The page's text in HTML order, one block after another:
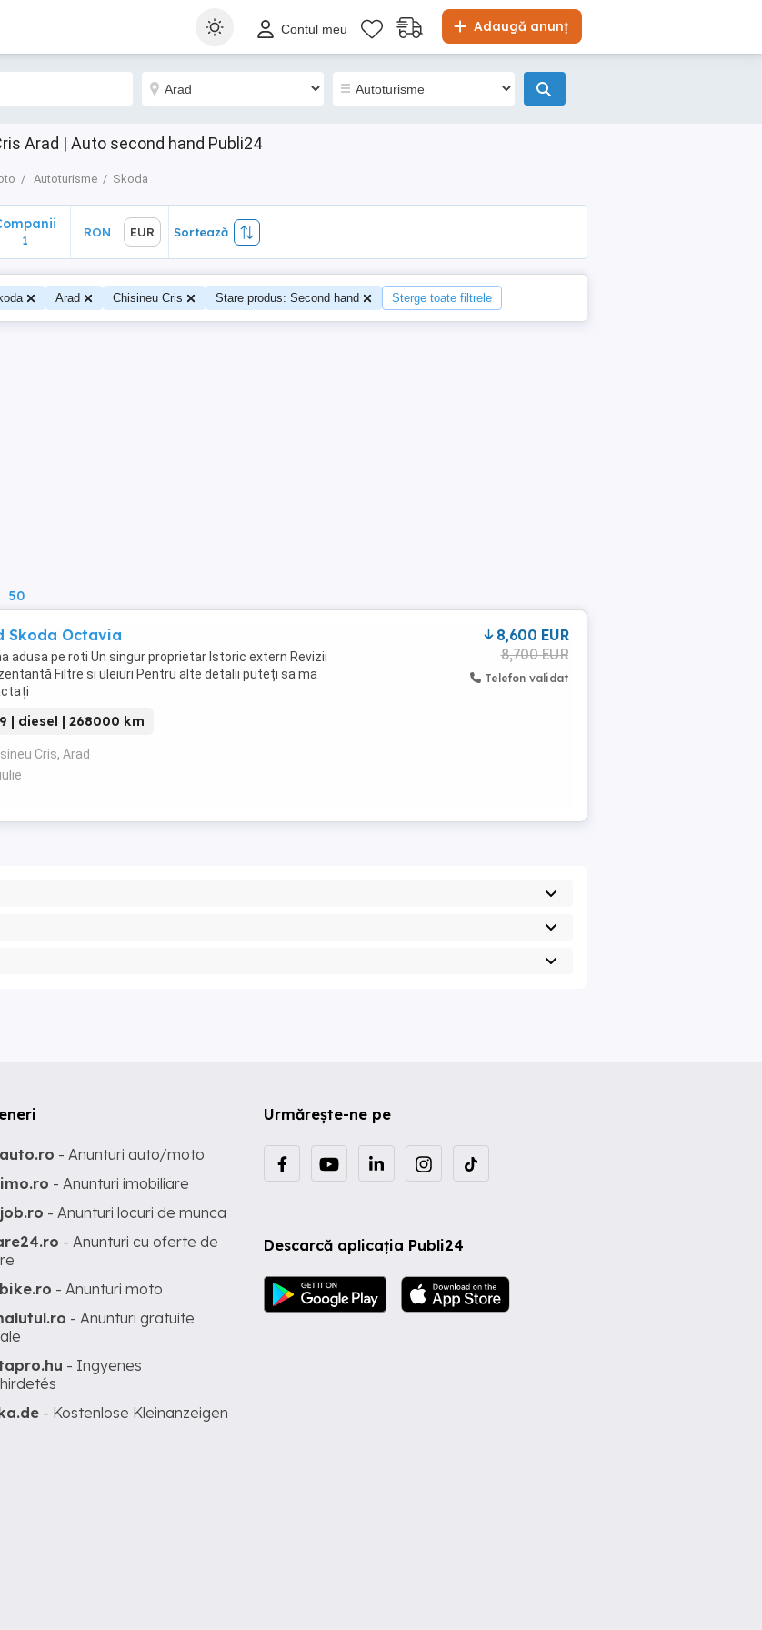
Adaugă anunț
Contul meu
Arad | Auto second hand Publi24
Autoturisme Skoda
Sortează
1
RON EUR Sortează
Arad Chisineu Cris Stare produs: Second hand Șterge toate filtrele
50
Skoda Octavia
adusa pe roti Un singur proprietar Istoric extern Revizii
Filtre si uleiuri Pentru alte detalii puteți sa ma
| diesel | 268000 km
Cris, Arad
8,600 EUR
8,700 EUR
Telefon validat
Urmărește-ne pe
Descarcă aplicația Publi24
- Anunturi auto/moto
- Anunturi imobiliare
- Anunturi locuri de munca
- Anunturi cu oferte de
- Anunturi moto
- Anunturi gratuite
- Ingyenes
- Kostenlose Kleinanzeigen